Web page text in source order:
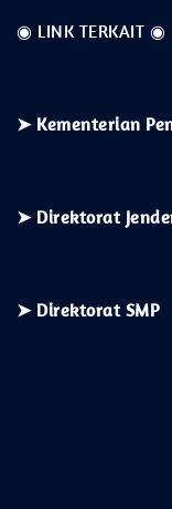
◉ LINK TERKAIT ◉
➤ Kementerian
➤ Direktorat
➤ Direktorat SMP